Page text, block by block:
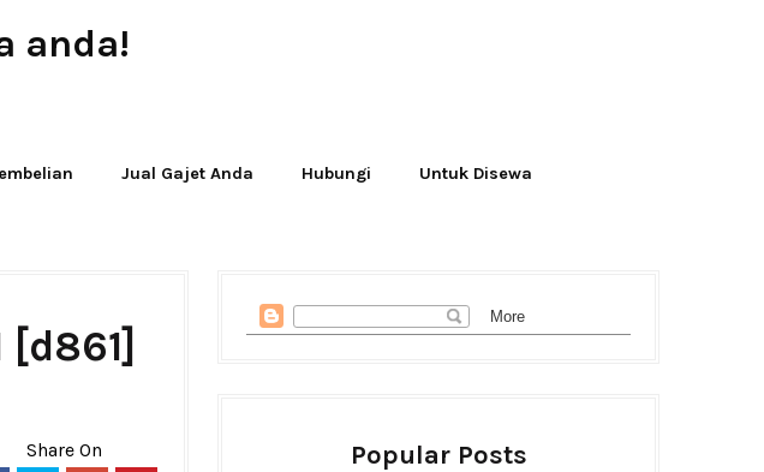
anda!
Jual Gajet Anda Hubungi Untuk Disewa
[d861]
Popular Posts